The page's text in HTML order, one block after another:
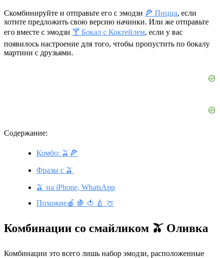
Скомбинируйте и отправьте его с эмодзи 🍕 Пицца, если
хотите предложить свою версию начинки. Или же отправьте
его вместе с эмодзи 🍸 Бокал с Коктейлем, если у вас
появилось настроение для того, чтобы пропустить по бокалу
мартини с друзьями.
Содержание:
Комбо: 🫒🍕
Фразы с 🫒
🫒 на iPhone, WhatsApp
Похожие🍎 🍇 🍅 🍐 🍈
Комбинации со смайликом 🫒 Оливка
Комбинации это всего лишь набор эмодзи, расположенные